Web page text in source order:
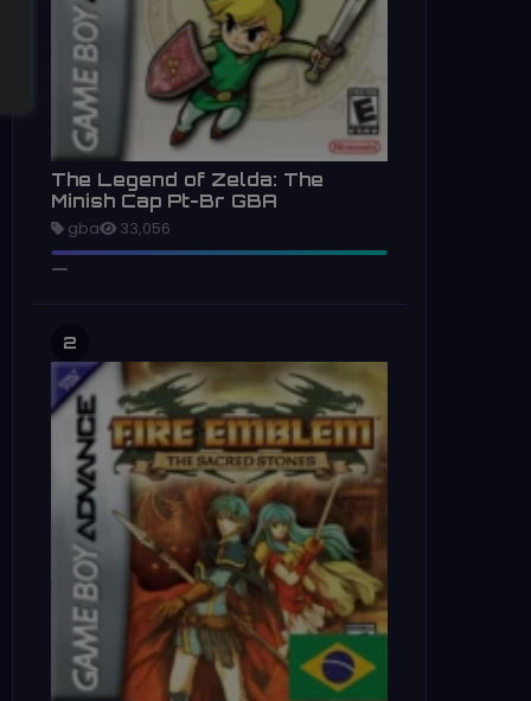
The Legend of Zelda: The
Minish Cap Pt-Br GBA
gba 33,056
2